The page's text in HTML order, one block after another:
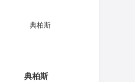
典柏斯